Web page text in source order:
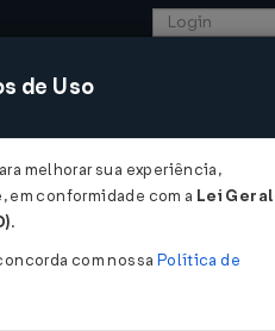
COMÉRCIO EXTERIOR
de Uso
melhorar sua experiência,
em conformidade com a Lei Geral
.
com nossa Política de